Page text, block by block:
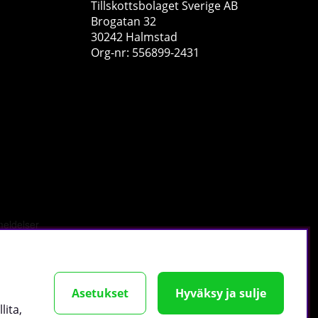
Tillskottsbolaget Sverige AB
Brogatan 32
30242 Halmstad
Org-nr: 556899-2431
Asetukset Hyväksy ja sulje